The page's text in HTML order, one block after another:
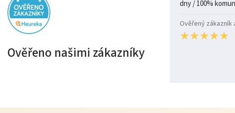
Ověřeno našimi zákazníky
Ověřený zákazník
★★★★★
★★★★★